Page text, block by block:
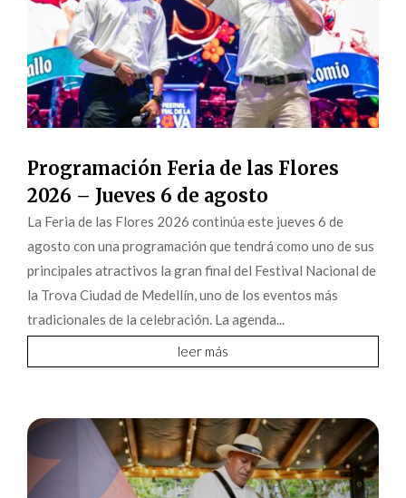
Programación Feria de las Flores
2026 – Jueves 6 de agosto
La Feria de las Flores 2026 continúa este jueves 6 de
agosto con una programación que tendrá como uno de sus
principales atractivos la gran final del Festival Nacional de
la Trova Ciudad de Medellín, uno de los eventos más
tradicionales de la celebración. La agenda...
leer más